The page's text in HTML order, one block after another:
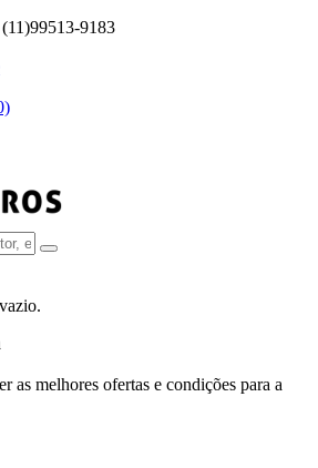
9183
as melhores ofertas e condições para a